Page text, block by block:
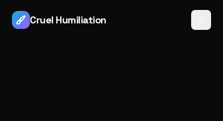
Cruel Humiliation